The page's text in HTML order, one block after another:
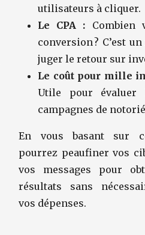
utilisateurs à cliquer.
Le CPA : Combien
conversion ? C’est
juger le retour sur
Le coût pour mille
Utile pour évaluer
campagnes de
En vous basant sur
pourrez peaufiner vos
vos messages pour
résultats sans
vos dépenses.